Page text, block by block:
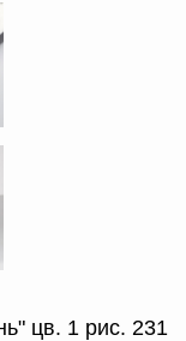
цв. 1 рис. 231